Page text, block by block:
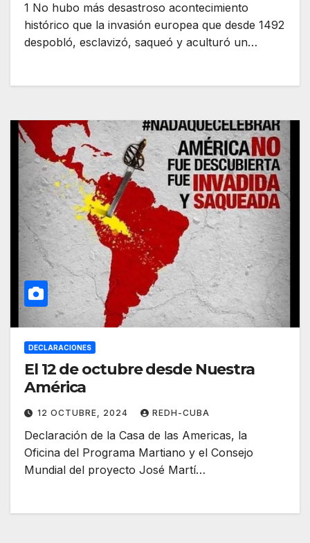
1 No hubo más desastroso acontecimiento
histórico que la invasión europea que desde 1492
despobló, esclavizó, saqueó y aculturó un…
DECLARACIONES
El 12 de octubre desde Nuestra
América
12 OCTUBRE, 2024 REDH-CUBA
Declaración de la Casa de las Americas, la
Oficina del Programa Martiano y el Consejo
Mundial del proyecto José Martí…